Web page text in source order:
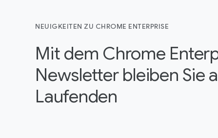
NEUIGKEITEN ZU CHROME ENTERPRISE
Mit dem Chrome
Newsletter bleiben Sie
Laufenden